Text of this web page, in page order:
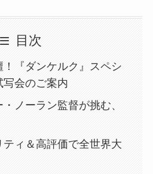
目次
『ダンケルク』スペシ
写会のご案内
ノーラン監督が挑む、
ティ＆高評価で全世界大